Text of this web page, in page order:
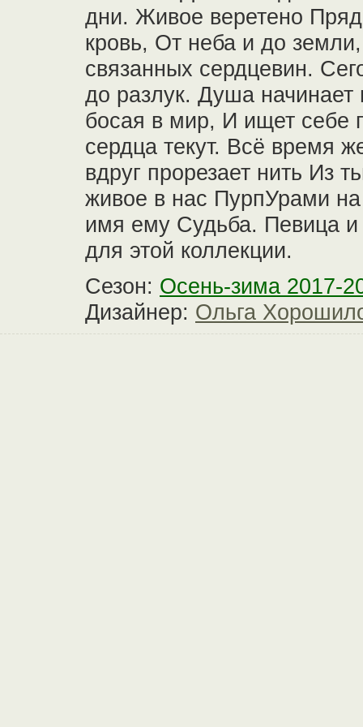
дни. Живое веретено
кровь, От неба и до
связанных сердцевин.
до разлук. Душа
босая в мир, И ищет себе
сердца текут. Всё время
вдруг прорезает нить Из
живое в нас ПурпУрами
имя ему Судьба. Певица и
для этой коллекции.
Сезон: Осень-зима 2017-
Дизайнер: Ольга